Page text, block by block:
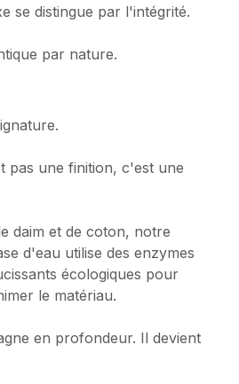
se distingue par l'intégrité.
par nature.
pas une finition, c'est une
daim et de coton, notre
d'eau utilise des enzymes
écologiques pour
le matériau.
en profondeur. Il devient